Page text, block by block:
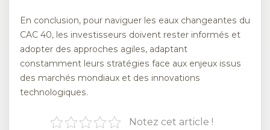
En conclusion, pour naviguer les eaux changeantes du
CAC 40, les investisseurs doivent rester informés et
adopter des approches agiles, adaptant
constamment leurs stratégies face aux enjeux issus
des marchés mondiaux et des innovations
technologiques.
Notez cet article !